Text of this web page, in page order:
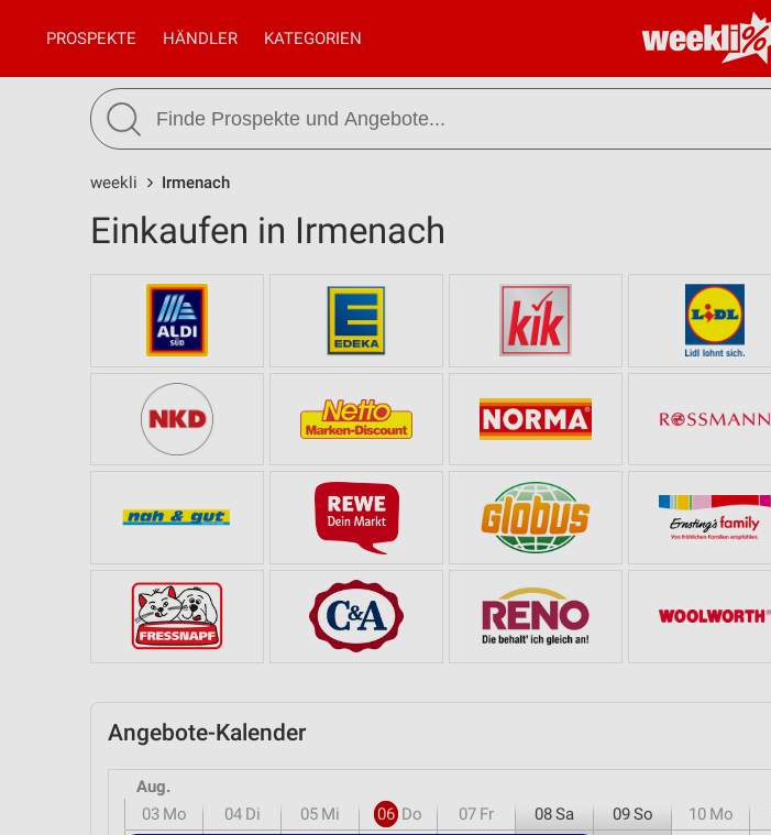
PROSPEKTE HÄNDLER KATEGORIEN
weekli Irmenach
Einkaufen in Irmenach
Angebote-Kalender
Aug.
03 Mo 04 Di 05 Mi 06 Do 07 Fr 08Sa 09So 10 Mo